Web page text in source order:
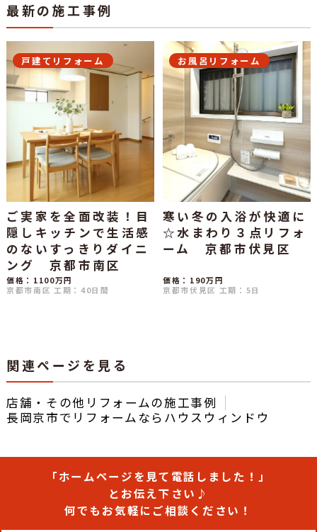
最新の施工事例
戸建てリフォーム
ご実家を全面改装！目
隠しキッチンで生活感
のないすっきりダイニ
ング 京都市南区
価格：1100万円
京都市南区 工期：40日間
お風呂リフォーム
寒い冬の入浴が快適に
☆水まわり３点リフォ
ーム 京都市伏見区
価格：190万円
京都市伏見区 工期：5日
関連ページを見る
店舗・その他リフォームの施工事例
長岡京市でリフォームならハウスウィンドウ
「ホームページを見て電話しました！」
とお伝え下さい♪
何でもお気軽にご相談ください！